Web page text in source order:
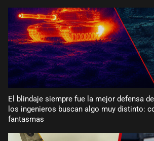
El blindaje siempre fue la mejor defensa
los ingenieros buscan algo muy distinto:
fantasmas